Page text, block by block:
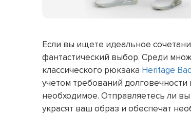
Если вы ищете идеальное
фантастический выбор. Среди
классического рюкзака Heritage
учетом требований
необходимое. Отправляетесь ли
украсят ваш образ и обеспечат